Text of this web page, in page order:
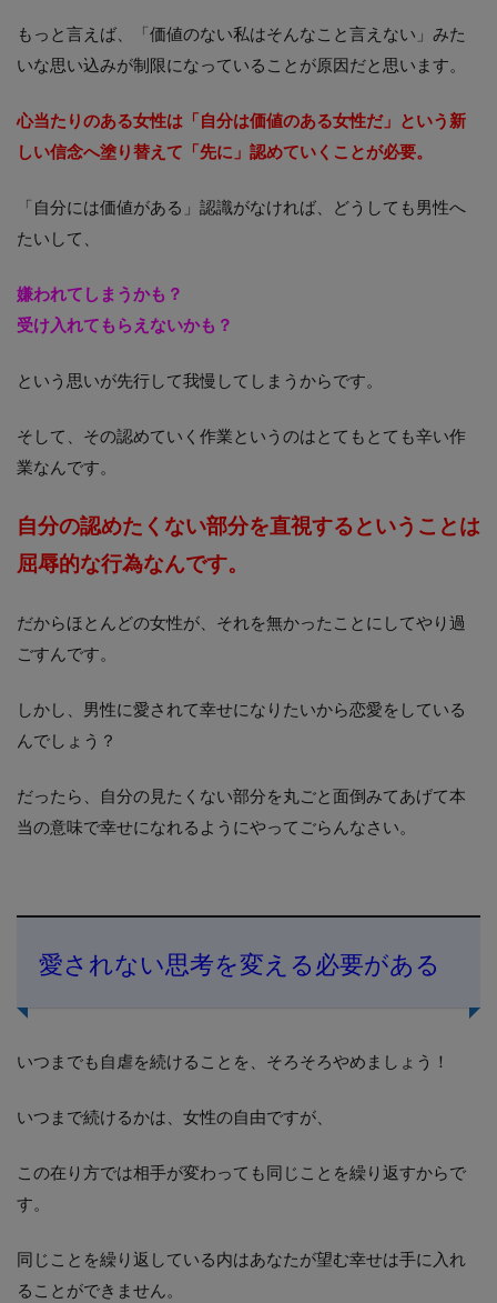
もっと言えば、「価値のない私はそんなこと言えない」みた
いな思い込みが制限になっていることが原因だと思います。
心当たりのある女性は「自分は価値のある女性だ」という新
しい信念へ塗り替えて「先に」認めていくことが必要。
「自分には価値がある」認識がなければ、どうしても男性へ
たいして、
嫌われてしまうかも？
受け入れてもらえないかも？
という思いが先行して我慢してしまうからです。
そして、その認めていく作業というのはとてもとても辛い作
業なんです。
自分の認めたくない部分を直視するということは
屈辱的な行為なんです。
だからほとんどの女性が、それを無かったことにしてやり過
ごすんです。
しかし、男性に愛されて幸せになりたいから恋愛をしている
んでしょう？
だったら、自分の見たくない部分を丸ごと面倒みてあげて本
当の意味で幸せになれるようにやってごらんなさい。
愛されない思考を変える必要がある
いつまでも自虐を続けることを、そろそろやめましょう！
いつまで続けるかは、女性の自由ですが、
この在り方では相手が変わっても同じことを繰り返すからで
す。
同じことを繰り返している内はあなたが望む幸せは手に入れ
ることができません。